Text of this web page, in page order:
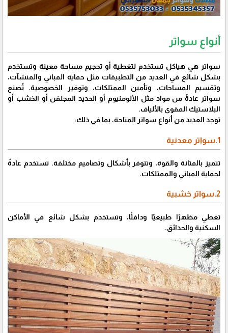
أنواع سواتر
سواتر هي هياكل تستخدم لتغطية أو تحجيم مساحة معينة وتستخدم
بشكل شائع في العديد من التطبيقات مثل حماية المباني والمنشآت،
وتقسيم المساحات، وتأمين الممتلكات، وتوفير الخصوصية. تُصنع
سواتر عادةً من مواد مثل الألومنيوم أو الحديد المجلفن أو الخشب أو
البلاستيك المقوى بالألياف.
توجد العديد من أنواع سواتر المتاحة، بما في ذلك:
1.سواتر معدنية
تتميز بالمتانة والقوة، وتتوفر بأشكال وتصاميم مختلفة. تستخدم عادةً
لحماية المباني والممتلكات.
2.سواتر خشبية
تعطي مظهرًا طبيعيًا ودافئًا، وتستخدم بشكل شائع في الأماكن
السكنية والحدائق.